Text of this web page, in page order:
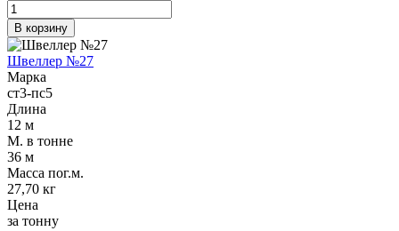
В корзину
Швеллер №27
Марка
ст3-пс5
Длина
12 м
М. в тонне
36 м
Масса пог.м.
27,70 кг
Цена
за тонну